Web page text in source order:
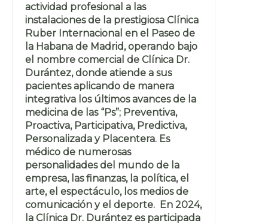
actividad profesional a las
instalaciones de la prestigiosa Clínica
Ruber Internacional en el Paseo de
la Habana de Madrid, operando bajo
el nombre comercial de Clínica Dr.
Durántez, donde atiende a sus
pacientes aplicando de manera
integrativa los últimos avances de la
medicina de las “Ps”; Preventiva,
Proactiva, Participativa, Predictiva,
Personalizada y Placentera. Es
médico de numerosas
personalidades del mundo de la
empresa, las finanzas, la política, el
arte, el espectáculo, los medios de
comunicación y el deporte. En 2024,
la Clínica Dr. Durántez es participada